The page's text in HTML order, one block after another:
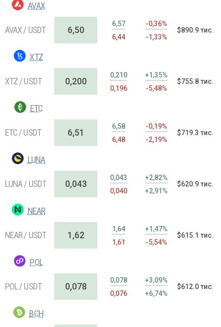
AVAX
AVAX / USDT 6,50
6,57
6,44
-0,36%
-1,33%
$890.9 тис.
XTZ
XTZ / USDT 0,200
0,210
0,196
+1,35%
-5,48%
$755.8 тис.
ETC
ETC / USDT 6,51
6,58
6,48
-0,19%
-2,19%
$719.3 тис.
LUNA
LUNA / USDT 0,043
0,043
0,040
+2,82%
+2,91%
$620.9 тис.
NEAR
NEAR / USDT 1,62
1,64
1,61
+1,47%
-5,54%
$615.1 тис.
POL
POL / USDT 0,078
0,078
0,076
+3,09%
+6,74%
$612.0 тис.
BCH